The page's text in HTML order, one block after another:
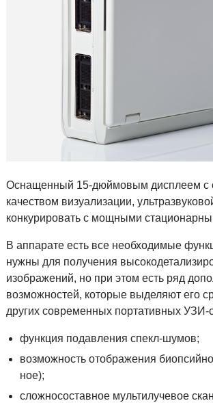
Оснащенный 15-дюймовым дисплеем с
качеством визуализации,
конкурировать с мощными
В аппарате есть все необходимые
нужны для получения
изображений, но при этом есть ряд
возможностей, которые выделяют его
других современных портативных УЗИ-
функция подавления спекл-шумов;
возможность отображения
ное);
сложносоставное мультилучевое